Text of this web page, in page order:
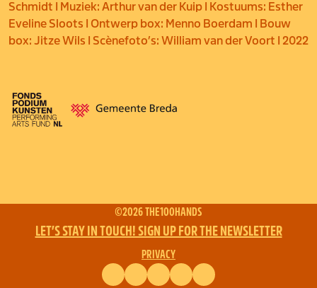
Schmidt I Muziek: Arthur van der Kuip I Kostuums: Esther
Eveline Sloots I Ontwerp box: Menno Boerdam I Bouw
box: Jitze Wils I Scènefoto’s: William van der Voort I 2022
©2026 THE100HANDS
LET’S STAY IN TOUCH! SIGN UP FOR THE NEWSLETTER
PRIVACY
FACEBOOKINSTAGRAM
VIMEOYOUTUBEENGLISH